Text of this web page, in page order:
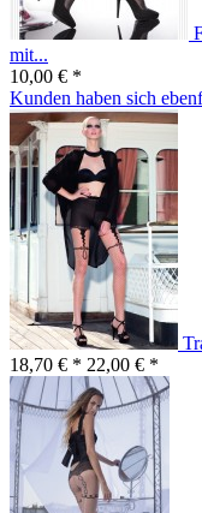
mit...
10,00 € *
Kunden haben sich
18,70 € * 22,00 € *